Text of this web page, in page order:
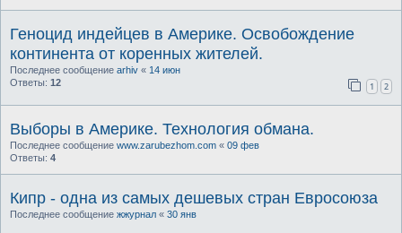
Геноцид индейцев в Америке. Освобождение
континента от коренных жителей.
Последнее сообщение arhiv « 14 июн
Ответы: 12 1 2
Выборы в Америке. Технология обмана.
Последнее сообщение www.zarubezhom.com « 09 фев
Ответы: 4
Кипр - одна из самых дешевых стран Евросоюза
Последнее сообщение жжурнал « 30 янв